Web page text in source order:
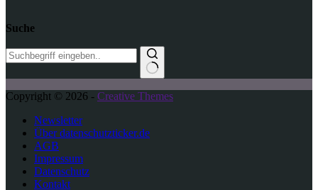
Suche
e
Copyright © 2026 - Creative Themes
Newsletter
Über datenschutzticker.de
AGB
Impressum
Datenschutz
Kontakt